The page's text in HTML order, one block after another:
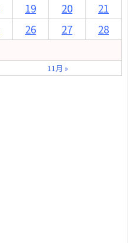
19 20
21
26 27
28
11月 »